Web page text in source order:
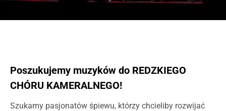
Poszukujemy muzyków do REDZKIEGO
CHÓRU KAMERALNEGO!
Szukamy pasjonatów śpiewu, którzy chcieliby rozwijać